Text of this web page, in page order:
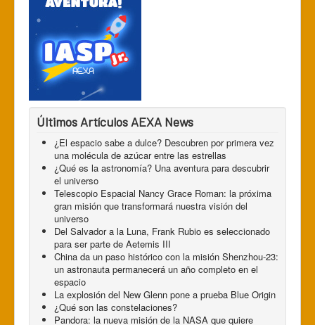
Últimos Artículos AEXA News
¿El espacio sabe a dulce? Descubren por primera vez
una molécula de azúcar entre las estrellas
¿Qué es la astronomía? Una aventura para descubrir
el universo
Telescopio Espacial Nancy Grace Roman: la próxima
gran misión que transformará nuestra visión del
universo
Del Salvador a la Luna, Frank Rubio es seleccionado
para ser parte de Aetemis III
China da un paso histórico con la misión Shenzhou-23:
un astronauta permanecerá un año completo en el
espacio
La explosión del New Glenn pone a prueba Blue Origin
¿Qué son las constelaciones?
Pandora: la nueva misión de la NASA que quiere